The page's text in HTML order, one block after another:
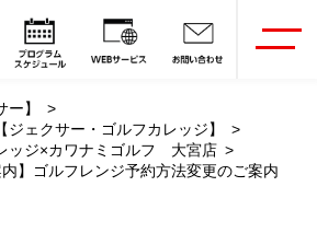
】
ェクサー・ゴルフカレッジ】
ッジ×カワナミゴルフ 大宮店
内】ゴルフレンジ予約方法変更のご案内